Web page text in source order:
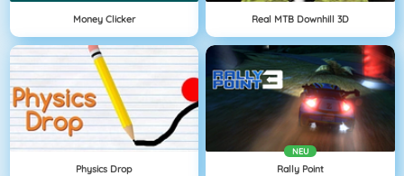
Money Clicker Real MTB Downhill 3D
Physics Drop
NEU
Rally Point